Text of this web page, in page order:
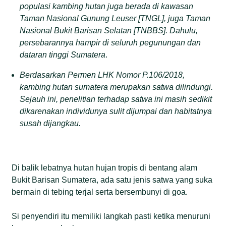
populasi kambing hutan juga berada di kawasan
Taman Nasional Gunung Leuser [TNGL], juga Taman
Nasional Bukit Barisan Selatan [TNBBS]. Dahulu,
persebarannya hampir di seluruh pegunungan dan
dataran tinggi Sumatera.
Berdasarkan Permen LHK Nomor P.106/2018,
kambing hutan sumatera merupakan satwa dilindungi.
Sejauh ini, penelitian terhadap satwa ini masih sedikit
dikarenakan individunya sulit dijumpai dan habitatnya
susah dijangkau.
Di balik lebatnya hutan hujan tropis di bentang alam
Bukit Barisan Sumatera, ada satu jenis satwa yang suka
bermain di tebing terjal serta bersembunyi di goa.
Si penyendiri itu memiliki langkah pasti ketika menuruni